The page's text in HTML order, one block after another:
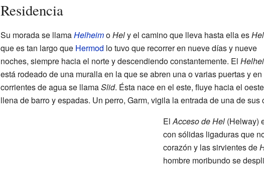
Residencia
Su morada se llamaHelheimoHely el camino que lleva hasta ella es
que es tan largo que Hermod lo tuvo que recorrer en nueve días y nueve
noches, siempre hacia el norte y descendiendo constantemente. El
está rodeado de una muralla en la que se abren una o varias puertas y
corrientes de agua se llamaSlid. Ésta nace en el este, fluye hacia el
llena de barro y espadas. Un perro, Garm, vigila la entrada de una de sus
ElAcceso de Hel(Helway)
con sólidas ligaduras que
corazón y las sirvientes de
hombre moribundo se